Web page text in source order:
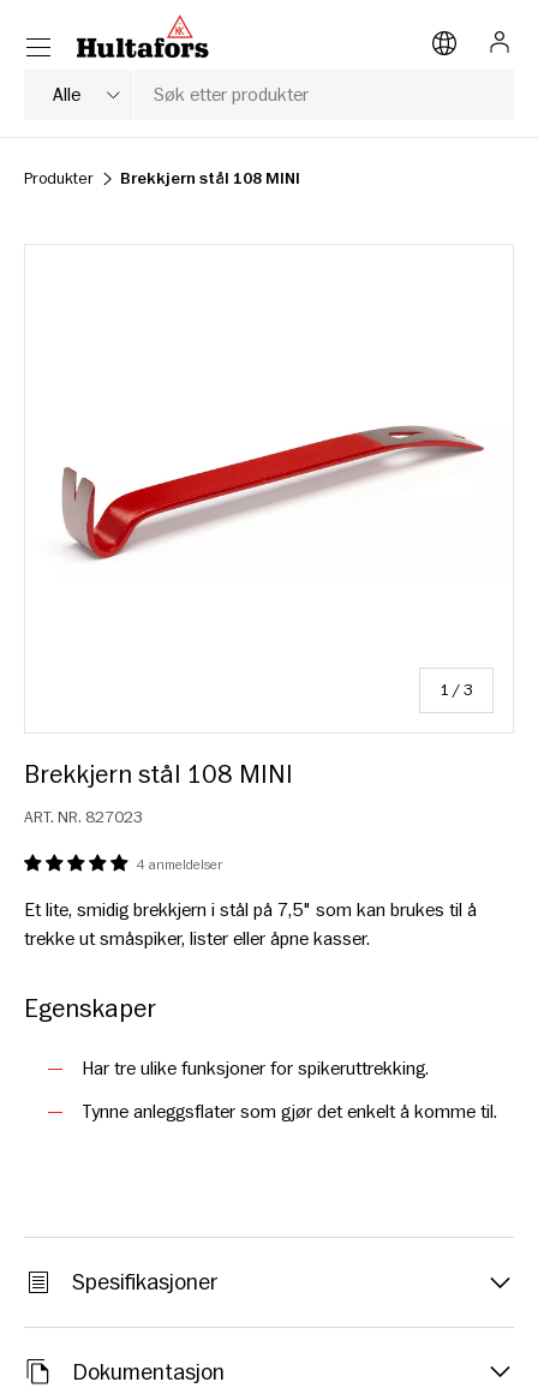
HOPP TIL INNHOLD
Søk
Produkttype
Alle
Meny
Produkter Brekkjern stål 108 MINI
1 /av
3
Brekkjern stål 108 MINI
ART. NR. 827023
4 anmeldelser
Et lite, smidig brekkjern i stål på 7,5" som kan brukes til å
trekke ut småspiker, lister eller åpne kasser.
Egenskaper
Har tre ulike funksjoner for spikeruttrekking.
Tynne anleggsflater som gjør det enkelt å komme til.
Spesifikasjoner
Dokumentasjon